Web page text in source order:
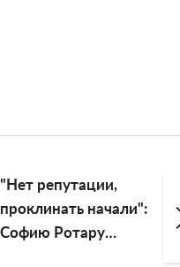
начали":